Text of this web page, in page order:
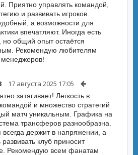
Приятно управлять командой,
и развивать игроков.
а возможности для
впечатляют. Иногда есть
но общий опыт остаётся
Рекомендую любителям
17 августа 2025 17:05
затягивает! Легкость в
и множество стратегий
матч уникальным. Графика на
трансферов разнообразна.
всегда держит в напряжении, а
клуб приносит
Рекомендую всем фанатам